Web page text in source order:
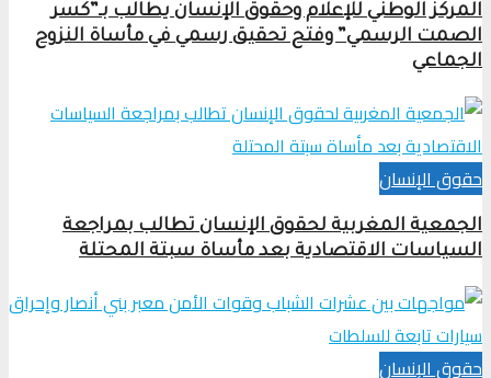
المركز الوطني للإعلام وحقوق الإنسان يطالب بـ”كسر
الصمت الرسمي” وفتح تحقيق رسمي في مأساة النزوح
الجماعي
حقوق الإنسان
الجمعية المغربية لحقوق الإنسان تطالب بمراجعة
السياسات الاقتصادية بعد مأساة سبتة المحتلة
حقوق الإنسان